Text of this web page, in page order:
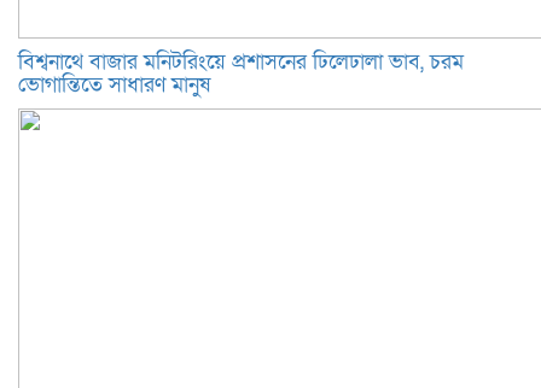
বিশ্বনাথে বাজার মনিটরিংয়ে প্রশাসনের ঢিলেঢালা ভাব, চরম
ভোগান্তিতে সাধারণ মানুষ